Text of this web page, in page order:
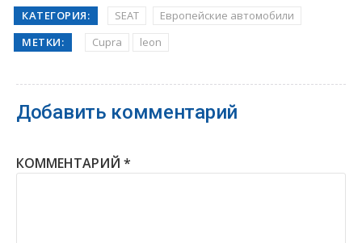
КАТЕГОРИЯ: SEAT
Европейские автомобили
МЕТКИ:
Cupra leon
Добавить комментарий
КОММЕНТАРИЙ *